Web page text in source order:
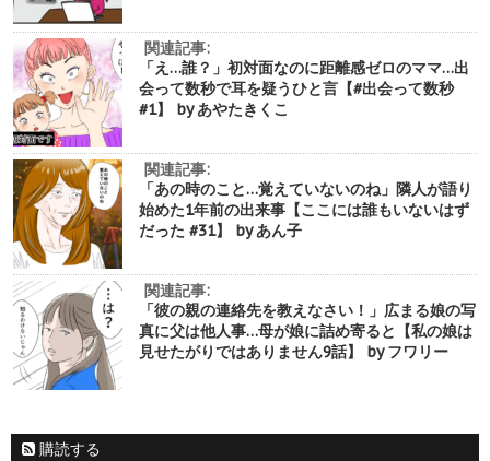
関連記事:
「え…誰？」初対面なのに距離感ゼロのママ…出
会って数秒で耳を疑うひと言【#出会って数秒
#1】 by あやたきくこ
関連記事:
「あの時のこと…覚えていないのね」隣人が語り
始めた1年前の出来事【ここには誰もいないはず
だった #31】 by あん子
関連記事:
「彼の親の連絡先を教えなさい！」広まる娘の写
真に父は他人事…母が娘に詰め寄ると【私の娘は
見せたがりではありません9話】 by フワリー
購読する